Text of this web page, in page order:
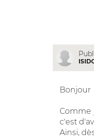
Bonjour
Comme
c'est
Ainsi,